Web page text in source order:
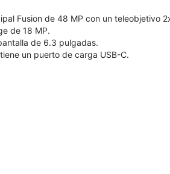
Fusion de 48 MP con un teleobjetivo
de 18 MP.
de 6.3 pulgadas.
un puerto de carga USB-C.